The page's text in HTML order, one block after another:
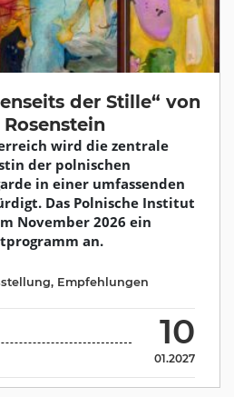
der Stille“ von
Rosenstein
wird die zentrale
der polnischen
in einer umfassenden
Das Polnische Institut
November 2026 ein
an.
10
01.2027
, Empfehlungen